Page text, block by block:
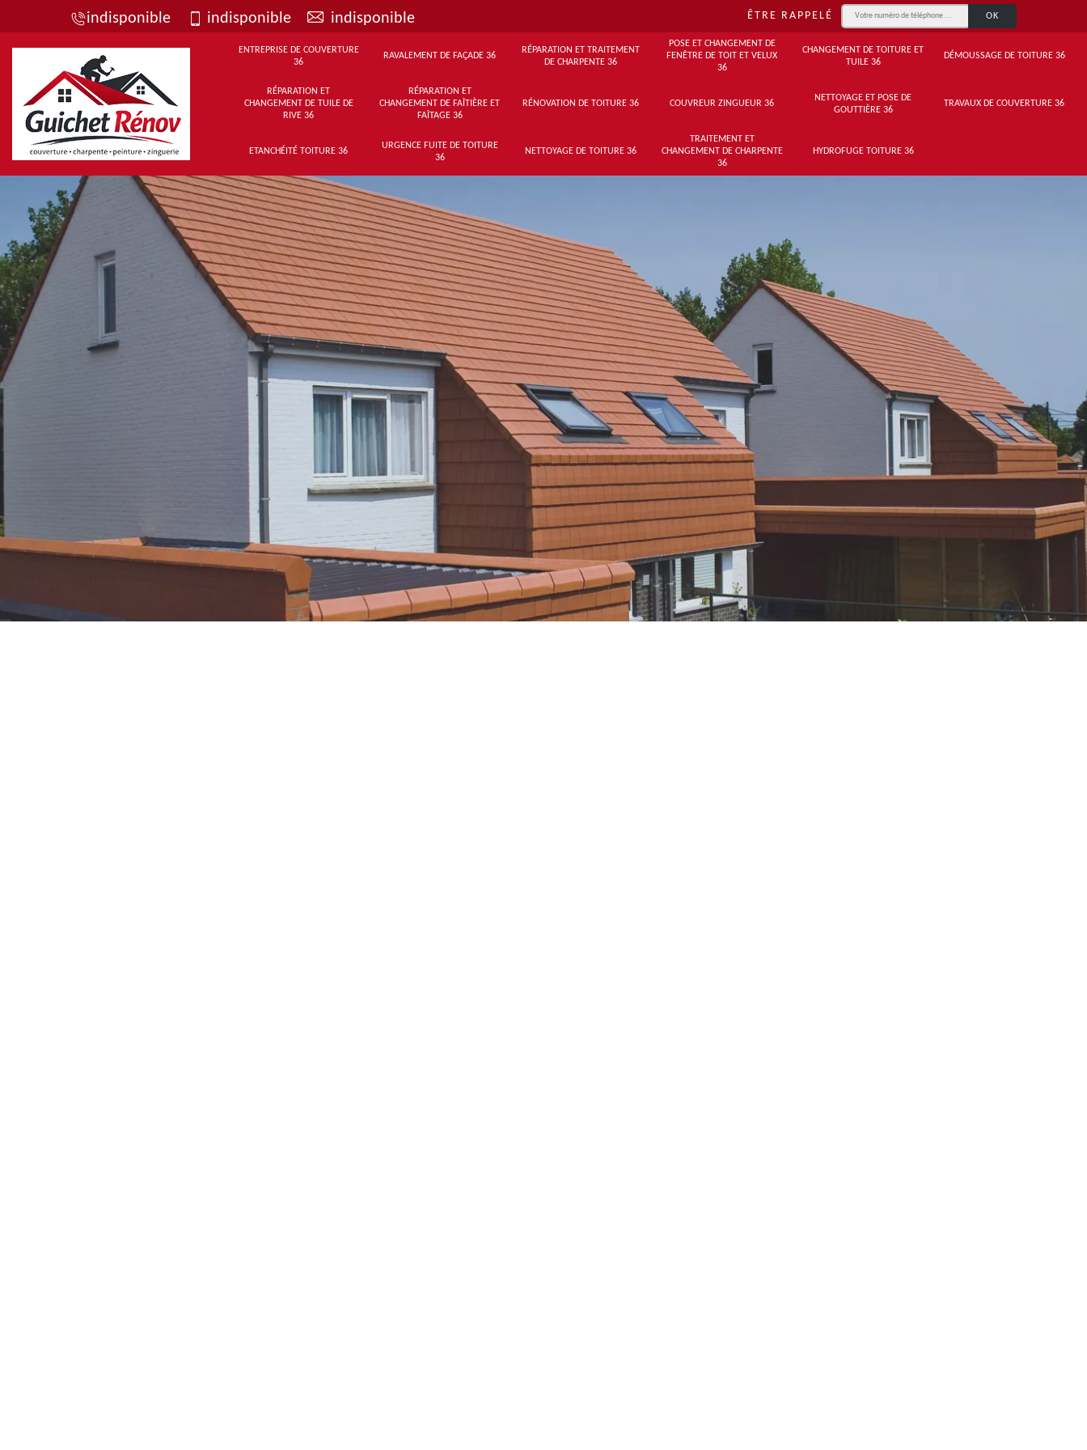
indisponible indisponible indisponible ÊTRE RAPPELÉ
ENTREPRISE DE COUVERTURE
36
RAVALEMENT DE FAÇADE 36
RÉPARATION ET TRAITEMENT
DE CHARPENTE 36
POSE ET CHANGEMENT DE
FENÊTRE DE TOIT ET VELUX
36
CHANGEMENT DE TOITURE ET
TUILE 36
DÉMOUSSAGE DE TOITURE 36
RÉPARATION ET
CHANGEMENT DE TUILE DE
RIVE 36
RÉPARATION ET
CHANGEMENT DE FAÎTIÈRE ET
FAÎTAGE 36
RÉNOVATION DE TOITURE 36 COUVREUR ZINGUEUR 36
NETTOYAGE ET POSE DE
GOUTTIÈRE 36
TRAVAUX DE COUVERTURE 36
ETANCHÉITÉ TOITURE 36
URGENCE FUITE DE TOITURE
36
NETTOYAGE DE TOITURE 36
TRAITEMENT ET
CHANGEMENT DE CHARPENTE
36
HYDROFUGE TOITURE 36